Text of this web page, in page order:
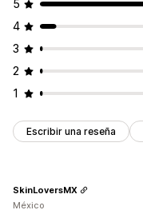
5
4
3
2
1
Escribir una reseña
SkinLoversMX
México